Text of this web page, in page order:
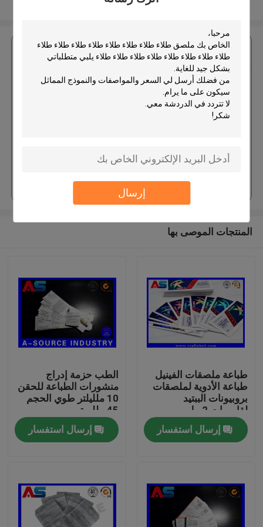
إرسال
منتجات
معلومات عنا
عرض المزيد
احصل على افضل سعر ل
ملصق طلاء طلاء طلاء طلاء طلاء
طلاء طلاء طلاء طلاء طلاء طلاء طلاء
طلاء طلاء طلاء طلاء
المنتجات الموصى بها
طباعة ملصقات الفينيل
طباعة الأدوية لملصقات
بروبيونات الببتيد
لقارورات 2 مل
إرسال استفسار
الطب حزمة إدراج
منشورات الطباعة للحقن
10 ملليلتر طوي الحجم
45 ملليمتر
إرسال استفسار